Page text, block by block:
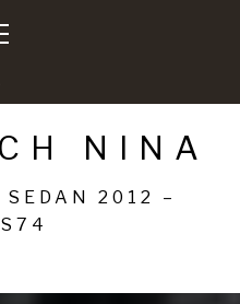
NINA
SEDAN 2012 –